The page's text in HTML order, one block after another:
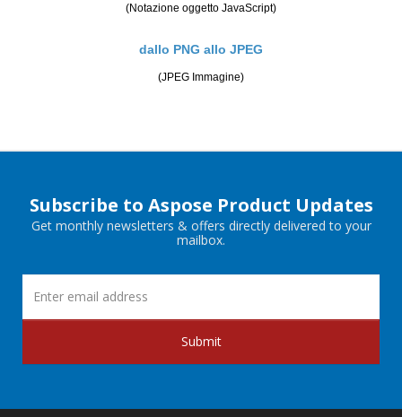
(Notazione oggetto JavaScript)
dallo PNG allo JPEG
(JPEG Immagine)
Subscribe to Aspose Product Updates
Get monthly newsletters & offers directly delivered to your
mailbox.
Submit